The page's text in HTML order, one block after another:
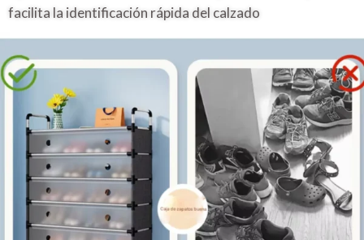
facilita la identificación rápida del calzado